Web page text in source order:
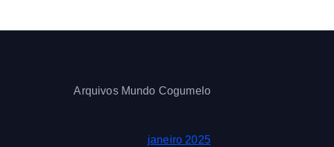
Arquivos Mundo Cogumelo
janeiro 2025